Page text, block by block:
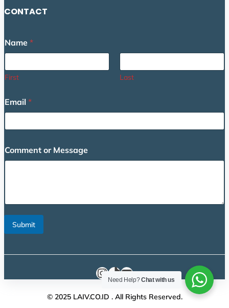
CONTACT
Name *
First Last
Email *
r
o
a
Comment or Message
Submit
Instagram
TikTok
YouTube
© 2025 LAIV.CO.ID . All Rights Reserved.
Need Help?Chat with us